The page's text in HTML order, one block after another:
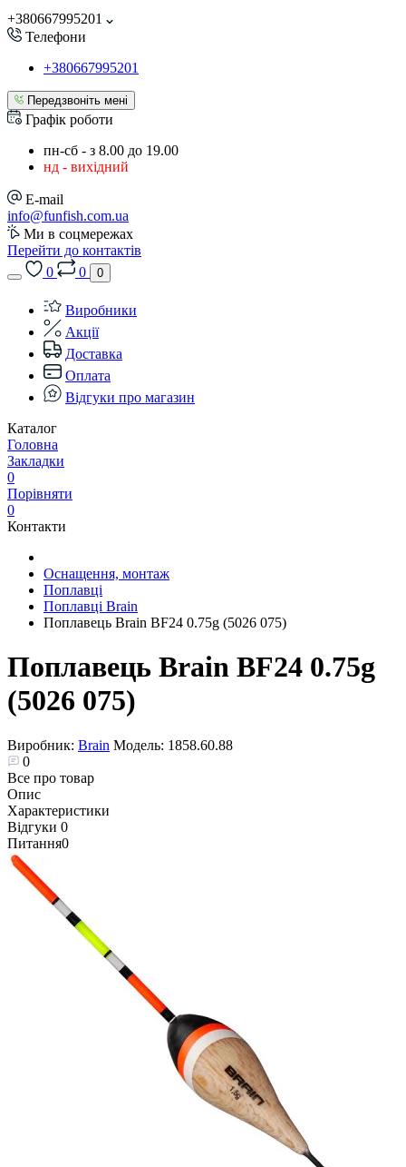
+380667995201
Телефони
+380667995201
Передзвоніть мені
Графік роботи
пн-сб - з 8.00 до 19.00
нд - вихідний
E-mail
info@funfish.com.ua
Ми в соцмережах
Перейти до контактів
0
0 0
Виробники
Акції
Доставка
Оплата
Відгуки про магазин
Каталог
Головна
Закладки
0
Порівняти
0
Контакти
Оснащення, монтаж
Поплавці
Поплавці Brain
Поплавець Brain BF24 0.75g (5026 075)
Поплавець Brain BF24 0.75g
(5026 075)
Виробник: Brain Модель: 1858.60.88
0
Все про товар
Опис
Характеристики
Відгуки 0
Питання0